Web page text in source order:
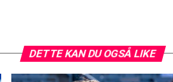
DETTE KAN DU OGSÅ LIKE